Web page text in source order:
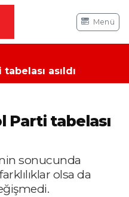
Menü
asıldı
Parti tabelası
sonucunda
olsa da